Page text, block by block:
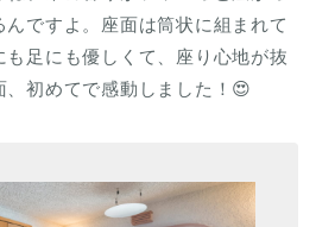
ですよ。座面は筒状に組まれて
足にも優しくて、座り心地が抜
初めてで感動しました！😍